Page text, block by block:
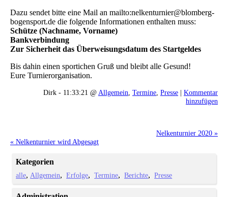
Dazu sendet bitte eine Mail an mailto:nelkenturnier@blomberg-
bogensport.de die folgende Informationen enthalten muss:
Schütze (Nachname, Vorname)
Bankverbindung
Zur Sicherheit das Überweisungsdatum des Startgeldes
Bis dahin einen sportichen Gruß und bleibt alle Gesund!
Eure Turnierorganisation.
Dirk - 11:33:21 @ Allgemein Termine Presse | Kommentar
hinzufügen
Nelkenturnier 2020 »
« Nelkenturnier wird Abgesagt
Kategorien
alle Allgemein Erfolge Termine Berichte Presse